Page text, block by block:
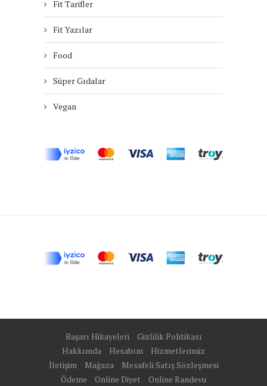
Fit Tarifler
Fit Yazılar
Food
Süper Gıdalar
Vegan
Başarı Hikayeleri
Gizlilik Politikası
Hakkımda
Hesabım
Hizmetlerimiz
İletişim
Mağaza
Mesafeli Satış Sözleşmesi
Ödeme
Online Diyet Online Randevu